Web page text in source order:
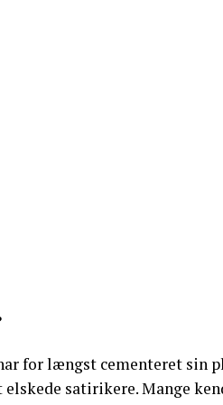
for længst cementeret sin
satirikere. Mange